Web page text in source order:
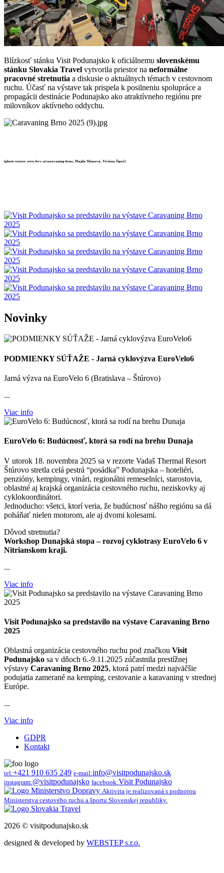
Blízkosť stánku Visit Podunajsko k oficiálnemu slovenskému
stánku Slovakia Travel vytvorila priestor na neformálne
pracovné stretnutia a diskusie o aktuálnych témach v cestovnom
ruchu. Účasť na výstave tak prispela k posilneniu spolupráce a
propagácii destinácie Podunajsko ako atraktívneho regiónu pre
milovníkov aktívneho oddychu.
(photo source: www.bvv.cz/caravaning-brno; Majda Slámová, Viviána Šipoš)
Novinky
PODMIENKY SÚŤAŽE - Jarná cyklovýzva EuroVelo6
Jarná výzva na EuroVelo 6 (Bratislava – Štúrovo)
...
Viac info
EuroVelo 6: Budúcnosť, ktorá sa rodí na brehu Dunaja
V utorok 18. novembra 2025 sa v rezorte Vadaš Thermal Resort
Štúrovo stretla celá pestrá “posádka” Podunajska – hoteliéri,
penzióny, kempingy, vinári, regionálni remeselníci, starostovia,
oblastné aj krajská organizácia cestovného ruchu, neziskovky aj
cyklokoordinátori.
Jednoducho: všetci, ktorí veria, že budúcnosť nášho regiónu sa dá
poháňať nielen motorom, ale aj dvomi kolesami.
Dôvod stretnutia?
Workshop Dunajská stopa – rozvoj cyklotrasy EuroVelo 6 v
Nitrianskom kraji.
...
Viac info
Visit Podunajsko sa predstavilo na výstave Caravaning Brno
2025
Oblastná organizácia cestovného ruchu pod značkou Visit
Podunajsko sa v dňoch 6.-9.11.2025 zúčastnila prestížnej
výstavy Caravaning Brno 2025, ktorá patrí medzi najväčšie
podujatia zamerané na kemping, cestovanie a karavaning v strednej
Európe.
...
Viac info
GDPR
Kontakt
tel:+421 910 635 249 e-mail:info@visitpodunajsko.sk
instagram:@visitpodunajsko facebook:Visit Podunajsko
Aktivita je realizovaná s podporou
Ministerstva cestového ruchu a športu Slovenskej republiky.
2026 © visitpodunajsko.sk
designed & developed by WEBSTEP s.r.o.